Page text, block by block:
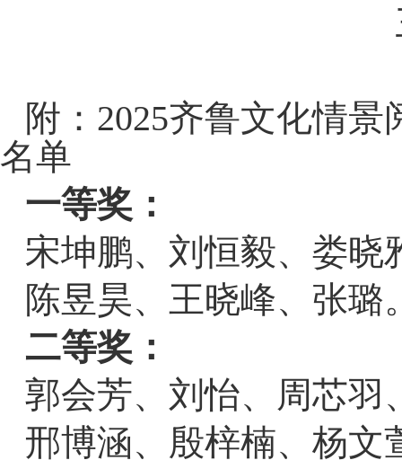
附：2025齐鲁文化情
名单
一等奖：
宋坤鹏、刘恒毅、娄晓
陈昱昊、王晓峰、张璐
二等奖：
郭会芳、刘怡、周芯羽
邢博涵、殷梓楠、杨文